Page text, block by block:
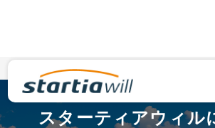
ウィルについて
スターティアウィル